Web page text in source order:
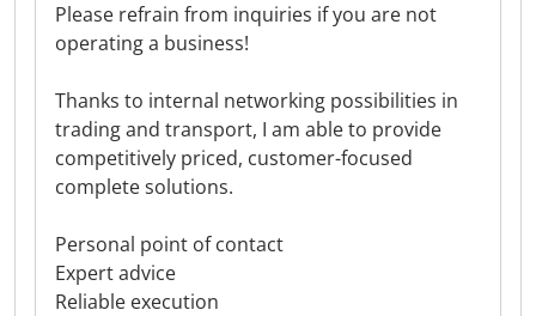
Please refrain from inquiries if you are not
operating a business!
Thanks to internal networking possibilities in
trading and transport, I am able to provide
competitively priced, customer-focused
complete solutions.
Personal point of contact
Expert advice
Reliable execution